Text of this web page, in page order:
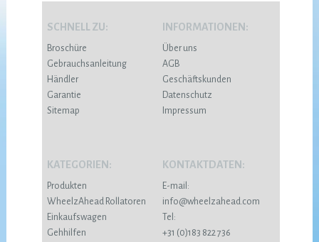
SCHNELL ZU:
Broschüre
Gebrauchsanleitung
Händler
Garantie
Sitemap
INFORMATIONEN:
Über uns
AGB
Geschäftskunden
Datenschutz
Impressum
KATEGORIEN:
Produkten
WheelzAhead Rollatoren
Einkaufswagen
Gehhilfen
KONTAKTDATEN:
E-mail:
info@wheelzahead.com
Tel:
+31 (0)183 822 736